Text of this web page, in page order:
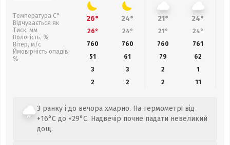
Температура С°
Відчувається як
Тиск, мм
Вологість, %
Вітер, м/с
Ймовірність опадів,
%
26° 24° 21° 24°
26° 24° 21° 24°
760
760 760 761
51
61 79 62
3
3 2
1
2
2 2 11
З ранку і до вечора хмарно. На термометрі від
+16°C до +29°C. Надвечір почне падати невеликий
дощ.